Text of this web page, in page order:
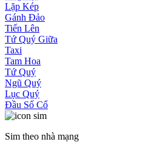
Lặp Kép
Gánh Đảo
Tiến Lên
Tứ Quý Giữa
Taxi
Tam Hoa
Tứ Quý
Ngũ Quý
Lục Quý
Đầu Số Cổ
Sim theo nhà mạng